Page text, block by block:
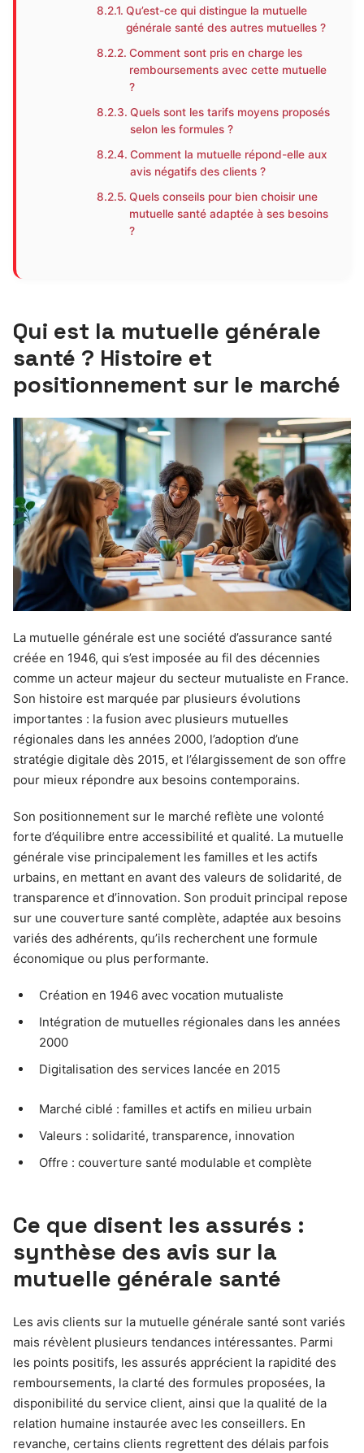
Qu’est-ce qui distingue la mutuelle
générale santé des autres mutuelles ?
Comment sont pris en charge les
remboursements avec cette mutuelle
?
Quels sont les tarifs moyens proposés
selon les formules ?
Comment la mutuelle répond-elle aux
avis négatifs des clients ?
Quels conseils pour bien choisir une
mutuelle santé adaptée à ses besoins
?
Qui est la mutuelle générale
santé ? Histoire et
positionnement sur le marché
La mutuelle générale est une société d’assurance santé
créée en 1946, qui s’est imposée au fil des décennies
comme un acteur majeur du secteur mutualiste en France.
Son histoire est marquée par plusieurs évolutions
importantes : la fusion avec plusieurs mutuelles
régionales dans les années 2000, l’adoption d’une
stratégie digitale dès 2015, et l’élargissement de son offre
pour mieux répondre aux besoins contemporains.
Son positionnement sur le marché reflète une volonté
forte d’équilibre entre accessibilité et qualité. La mutuelle
générale vise principalement les familles et les actifs
urbains, en mettant en avant des valeurs de solidarité, de
transparence et d’innovation. Son produit principal repose
sur une couverture santé complète, adaptée aux besoins
variés des adhérents, qu’ils recherchent une formule
économique ou plus performante.
Création en 1946 avec vocation mutualiste
Intégration de mutuelles régionales dans les années
2000
Digitalisation des services lancée en 2015
Marché ciblé : familles et actifs en milieu urbain
Valeurs : solidarité, transparence, innovation
Offre : couverture santé modulable et complète
Ce que disent les assurés :
synthèse des avis sur la
mutuelle générale santé
Les avis clients sur la mutuelle générale santé sont variés
mais révèlent plusieurs tendances intéressantes. Parmi
les points positifs, les assurés apprécient la rapidité des
remboursements, la clarté des formules proposées, la
disponibilité du service client, ainsi que la qualité de la
relation humaine instaurée avec les conseillers. En
revanche, certains clients regrettent des délais parfois